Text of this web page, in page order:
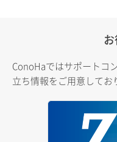
ConoHaではサポートコ
立ち情報をご用意してお